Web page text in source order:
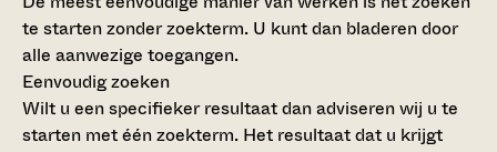
te starten zonder zoekterm. U kunt dan bladeren door
alle aanwezige toegangen.
Eenvoudig zoeken
Wilt u een specifieker resultaat dan adviseren wij u te
starten met één zoekterm. Het resultaat dat u krijgt